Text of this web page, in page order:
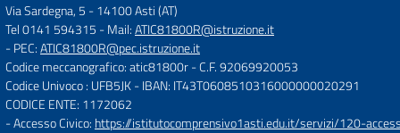
Via Sardegna, 5 -14100 Asti (AT)
Tel 0141 594315 - Mail:ATIC81800R@istruzione.it
- PEC:ATIC81800R@pec.istruzione.it
Codice meccanografico: atic81800r- C.F. 92069920053
Codice Univoco : UFB5JK- IBAN: IT43T0608510316000000020291
CODICE ENTE: 1172062
- Accesso Civico: https://istitutocomprensivo1asti.edu.it/servizi/120-